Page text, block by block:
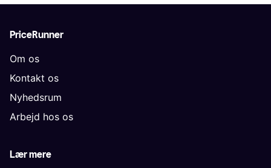
PriceRunner
Om os
Kontakt os
Nyhedsrum
Arbejd hos os
Lær mere